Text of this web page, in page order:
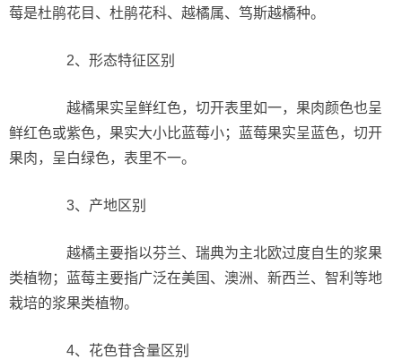
莓是杜鹃花目、杜鹃花科、越橘属、笃斯越橘种。
2、形态特征区别
越橘果实呈鲜红色，切开表里如一，果肉颜色也呈
鲜红色或紫色，果实大小比蓝莓小；蓝莓果实呈蓝色，切开
果肉，呈白绿色，表里不一。
3、产地区别
越橘主要指以芬兰、瑞典为主北欧过度自生的浆果
类植物；蓝莓主要指广泛在美国、澳洲、新西兰、智利等地
栽培的浆果类植物。
4、花色苷含量区别